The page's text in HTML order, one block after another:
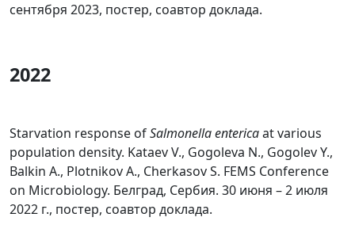
сентября 2023, постер, соавтор доклада.
2022
Starvation response ofSalmonella entericaat various
population density. Kataev V., Gogoleva N., Gogolev Y.,
Balkin A., Plotnikov A., Cherkasov S. FEMS Conference
on Microbiology. Белград, Сербия. 30 июня – 2 июля
2022 г., постер, соавтор доклада.